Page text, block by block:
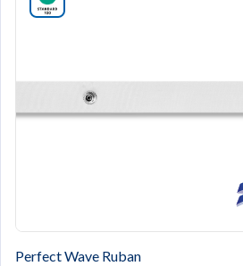
Perfect Wave Ruban